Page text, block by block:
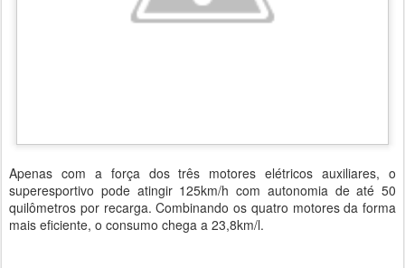
Apenas com a força dos três motores elétricos auxiliares, o
superesportivo pode atingir 125km/h com autonomia de até 50
quilômetros por recarga. Combinando os quatro motores da forma
mais eficiente, o consumo chega a 23,8km/l.